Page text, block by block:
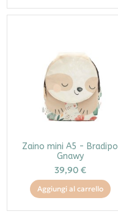
Zaino mini A5 - Bradipo
Gnawy
39,90 €
Aggiungi al carrello